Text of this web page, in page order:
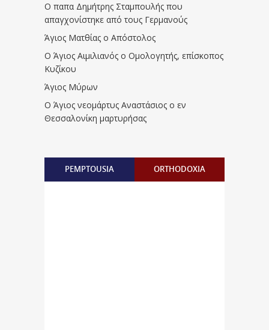
Ο παπα Δημήτρης Σταμπουλής που
απαγχονίστηκε από τους Γερμανούς
Άγιος Ματθίας ο Απόστολος
Ο Άγιος Αιμιλιανός ο Ομολογητής, επίσκοπος
Κυζίκου
Άγιος Μύρων
Ο Άγιος νεομάρτυς Αναστάσιος ο εν
Θεσσαλονίκη μαρτυρήσας
PEMPTOUSIA ORTHODOXIA